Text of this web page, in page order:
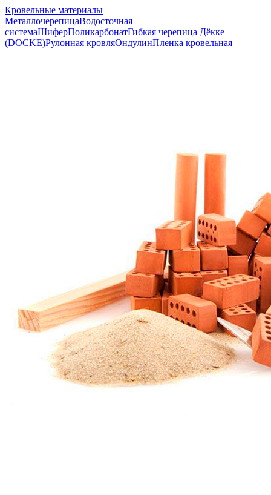
Кровельные материалы
МеталлочерепицаВодосточная
системаШиферПоликарбонатГибкая черепица Дёкке
(DOCKE)Рулонная кровляОндулинПленка кровельная